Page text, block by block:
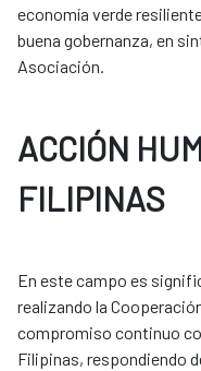
economía verde
buena gobernanza, en
Asociación.
ACCIÓN
FILIPINAS
En este campo es
realizando la
compromiso continuo
Filipinas, respondiendo